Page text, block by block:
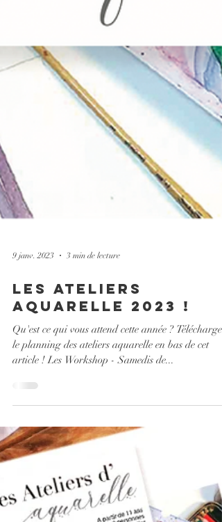
9 janv. 2023 3 min de lecture
les ateliers
le planning des ateliers aquarelle en bas de cet
article ! Les Workshop - Samedis de...